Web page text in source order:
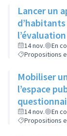
Lancer un
14 nov.
En
Propositions
Mobiliser
l’espace
14 nov.
En
Propositions